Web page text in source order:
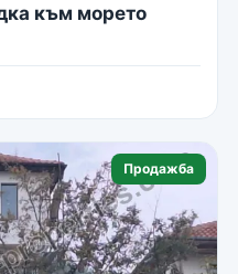
към морето
Продажба